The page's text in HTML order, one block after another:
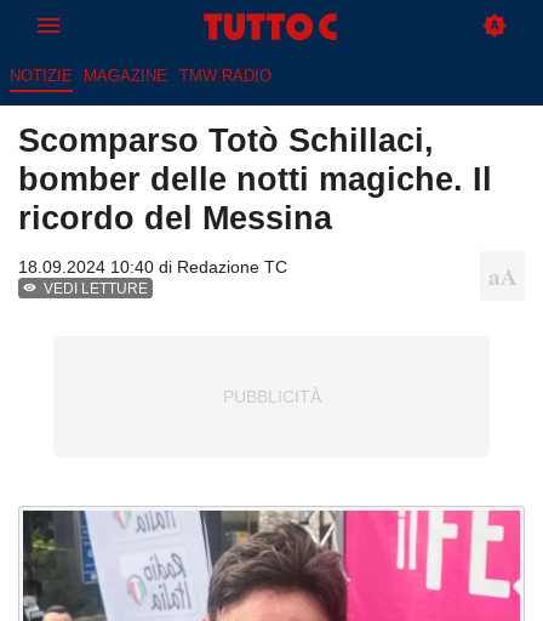
NOTIZIE MAGAZINE TMW RADIO
Scomparso Totò Schillaci,
bomber delle notti magiche. Il
ricordo del Messina
18.09.2024 10:40 di Redazione TC
VEDI LETTURE